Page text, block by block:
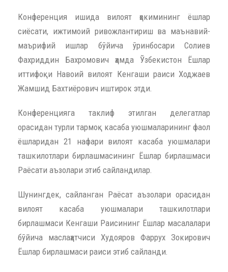
Конференция ишида вилоят ҳокимининг ёшлар
сиёсати, ижтимоий ривожлантириш ва маънавий-
маърифий ишлар бўйича ўринбосари Солиев
Фахриддин Бахромович ҳамда Ўзбекистон Ёшлар
иттифоқи Навоий вилоят Кенгаши раиси Ходжаев
Жамшид Бахтиёрович иштирок этди.
Конференцияга таклиф этилган делегатлар
орасидан турли тармоқ касаба уюшмаларининг фаол
ёшларидан 21 нафари вилоят касаба уюшмалари
ташкилотлари бирлашмасининг Ёшлар бирлашмаси
Раёсати аъзолари этиб сайландилар.
Шунингдек, сайланган Раёсат аъзолари орасидан
вилоят касаба уюшмалари ташкилотлари
бирлашмаси Кенгаши Раисининг Ёшлар масалалари
бўйича маслаҳатчиси Худояров Фаррух Зокирович
Ёшлар бирлашмаси раиси этиб сайланди.